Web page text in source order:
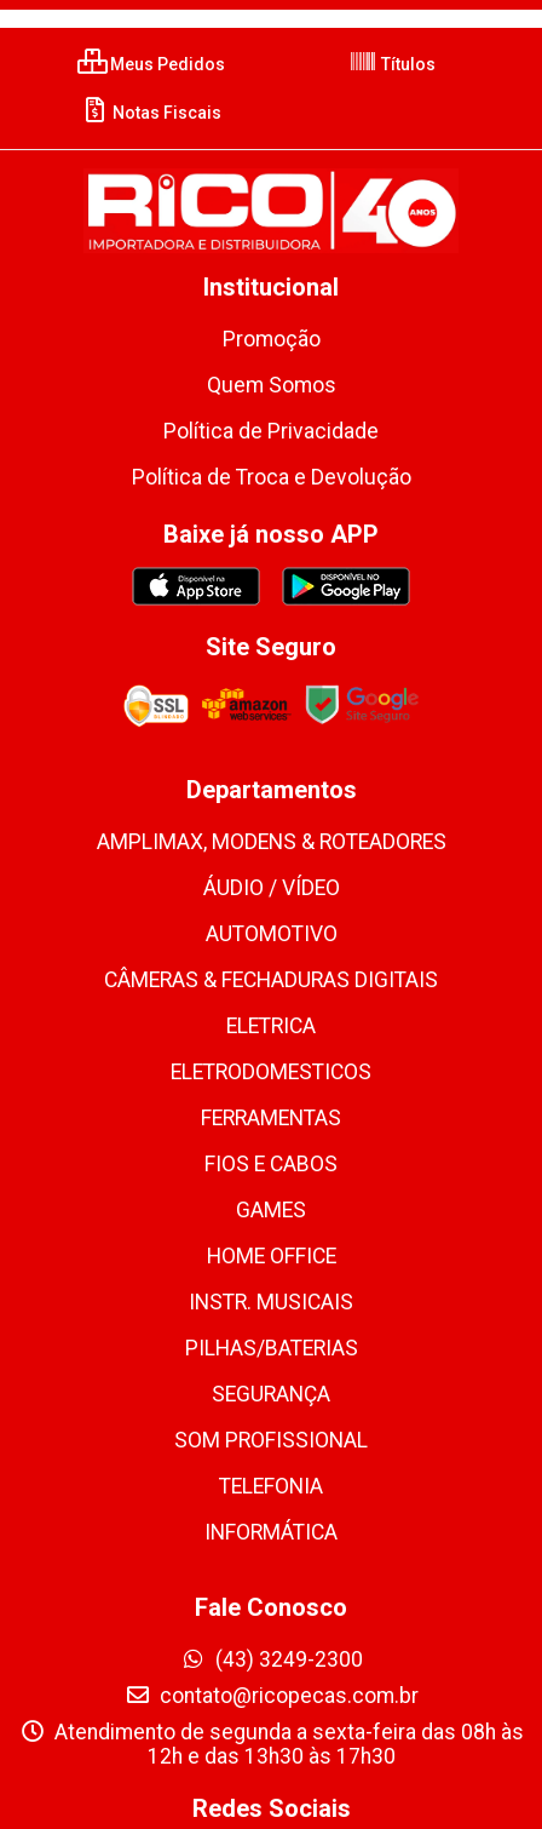
Meus Pedidos Títulos
Notas Fiscais
Institucional
Promoção
Quem Somos
Política de Privacidade
Política de Troca e Devolução
Baixe já nosso APP
Site Seguro
Departamentos
AMPLIMAX, MODENS & ROTEADORES
ÁUDIO / VÍDEO
AUTOMOTIVO
CÂMERAS & FECHADURAS DIGITAIS
ELETRICA
ELETRODOMESTICOS
FERRAMENTAS
FIOS E CABOS
GAMES
HOME OFFICE
INSTR. MUSICAIS
PILHAS/BATERIAS
SEGURANÇA
SOM PROFISSIONAL
TELEFONIA
INFORMÁTICA
Fale Conosco
(43) 3249-2300
contato@ricopecas.com.br
Atendimento de segunda a sexta-feira das 08h às
12h e das 13h30 às 17h30
Redes Sociais